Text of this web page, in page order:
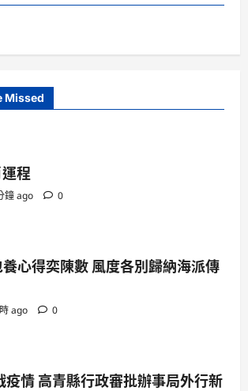
Missed
程
鐘 ago 0
心得奕陳數 風度各別歸納海派傳
ago 0
疫情 高青縣行政審批辦事局外行新